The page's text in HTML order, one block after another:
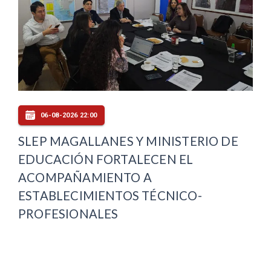
06-08-2026 22:00
SLEP MAGALLANES Y MINISTERIO DE
EDUCACIÓN FORTALECEN EL
ACOMPAÑAMIENTO A
ESTABLECIMIENTOS TÉCNICO-
PROFESIONALES